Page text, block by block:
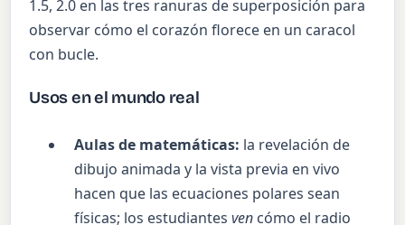
1.5, 2.0 en las tres ranuras de superposición para
observar cómo el corazón florece en un caracol
con bucle.
Usos en el mundo real
Aulas de matemáticas: la revelación de
dibujo animada y la vista previa en vivo
hacen que las ecuaciones polares sean
físicas; los estudiantesven cómo el radio